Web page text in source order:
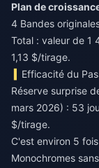
Plan de
4 Bandes
Total : valeur de 1
1,13 $/tirage.
Efficacité du
Réserve surprise
mars 2026) : 53
$/tirage.
C'est environ 5
Monochromes